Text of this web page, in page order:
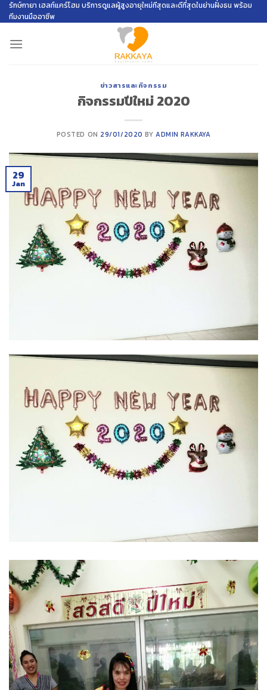
Skip
to
content
รักษ์กายา เฮลท์แคร์โฮม บริการดูแลผู้สูงอายุใหม่ทีสุดและดีที่สุดในย่านฝั่งธน พร้อม
ทีมงานมืออาชีพ
ข่าวสารและกิจกรรม
กิจกรรมปีใหม่ 2020
POSTED ON 29/01/2020 BYADMIN RAKKAYA
29
Jan